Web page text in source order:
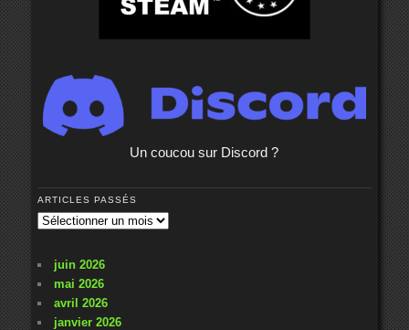
Un coucou sur Discord ?
ARTICLES PASSÉS
Articles
juin 2026
mai 2026
avril 2026
janvier 2026